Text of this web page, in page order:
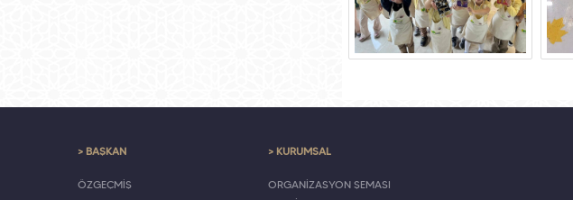
> BAŞKAN
ÖZGEÇMİŞ
> KURUMSAL
ORGANİZASYON ŞEMASI